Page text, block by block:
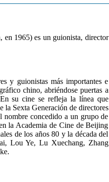
en 1965) es un guionista, director
y guionistas más importantes e
chino, abriéndose puertas a
su cine se refleja la línea que
la Sexta Generación de directores
concedido a un grupo de
la Academia de Cine de Beijing
de los años 80 y la década del
Lou Ye, Lu Xuechang, Zhang